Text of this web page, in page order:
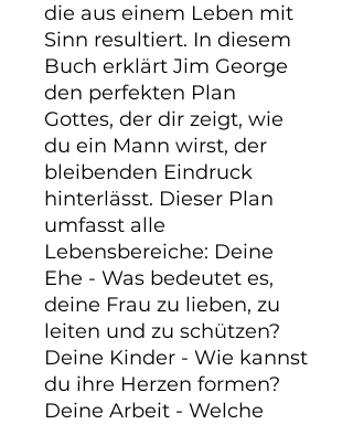
die aus einem Leben mit
Sinn resultiert. In diesem
Buch erklärt Jim George
den perfekten Plan
Gottes, der dir zeigt, wie
du ein Mann wirst, der
bleibenden Eindruck
hinterlässt. Dieser Plan
umfasst alle
Lebensbereiche: Deine
Ehe - Was bedeutet es,
deine Frau zu lieben, zu
leiten und zu schützen?
Deine Kinder - Wie kannst
du ihre Herzen formen?
Deine Arbeit - Welche